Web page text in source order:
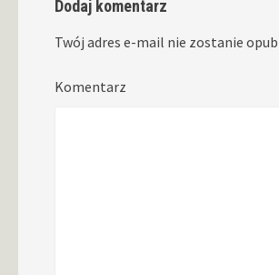
Dodaj komentarz
Twój adres e-mail nie zostanie
Komentarz